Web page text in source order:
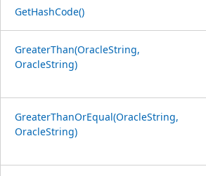
GetHashCode()
GreaterThan(OracleString,
OracleString)
GreaterThanOrEqual(OracleString,
OracleString)